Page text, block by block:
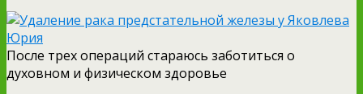
После трех операций стараюсь заботиться о
духовном и физическом здоровье